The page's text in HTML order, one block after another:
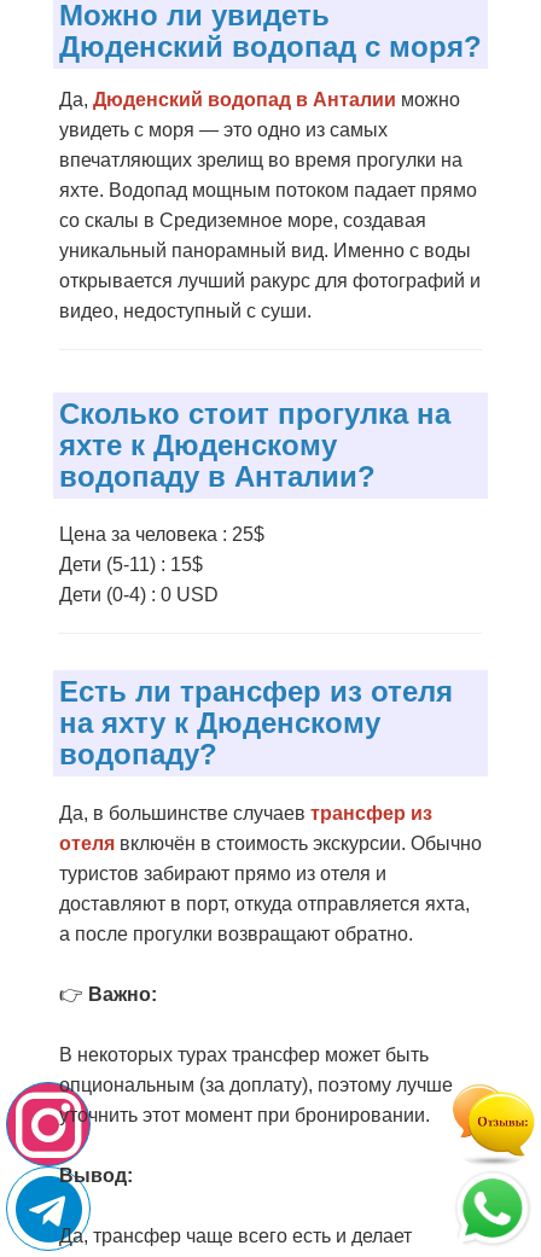
Сколько стоит прогулка на
яхте к Дюденскому
водопаду в Анталии?
Можно ли увидеть
Дюденский водопад с моря?
Есть ли трансфер из отеля
на яхту к Дюденскому
водопаду?
Да, Дюденский водопад в Анталии можно
увидеть с моря — это одно из самых
впечатляющих зрелищ во время прогулки на
яхте. Водопад мощным потоком падает прямо
со скалы в Средиземное море, создавая
уникальный панорамный вид. Именно с воды
открывается лучший ракурс для фотографий и
видео, недоступный с суши.
Цена за человека : 25$
Дети (5-11) : 15$
Дети (0-4) : 0 USD
Да, в большинстве случаев трансфер из
отеля включён в стоимость экскурсии. Обычно
туристов забирают прямо из отеля и
доставляют в порт, откуда отправляется яхта,
а после прогулки возвращают обратно.
👉 Важно:
В некоторых турах трансфер может быть
опциональным (за доплату), поэтому лучше
уточнить этот момент при бронировании.
Вывод:
Да, трансфер чаще всего есть и делает